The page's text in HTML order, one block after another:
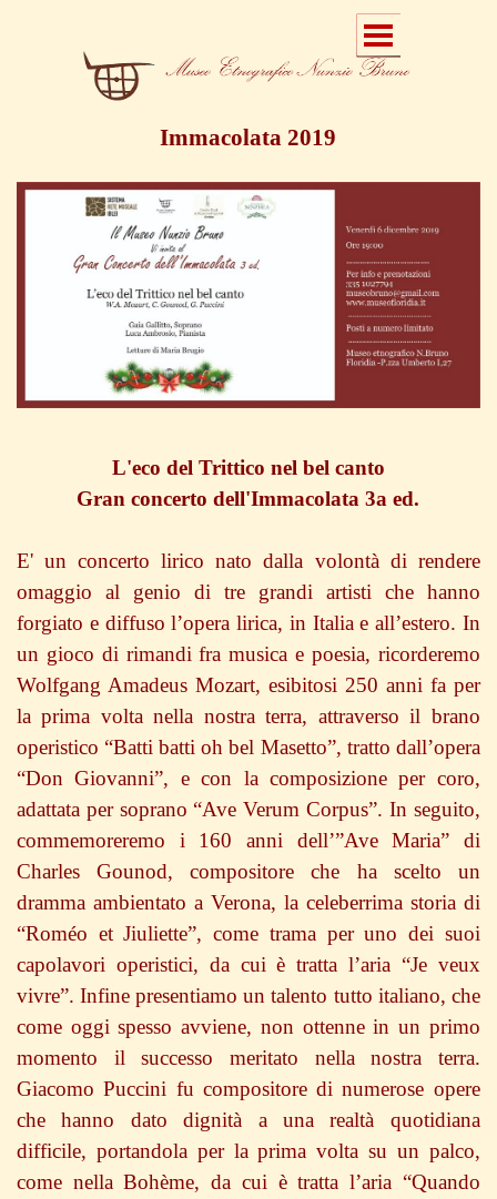
Immacolata 2019
L'eco del Trittico nel bel canto
Gran concerto dell'Immacolata 3a ed.
E' un concerto lirico nato dalla volontà di rendere
omaggio al genio di tre grandi artisti che hanno
forgiato e diffuso l’opera lirica, in Italia e all’estero. In
un gioco di rimandi fra musica e poesia, ricorderemo
Wolfgang Amadeus Mozart, esibitosi 250 anni fa per
la prima volta nella nostra terra, attraverso il brano
operistico “Batti batti oh bel Masetto”, tratto dall’opera
“Don Giovanni”, e con la composizione per coro,
adattata per soprano “Ave Verum Corpus”. In seguito,
commemoreremo i 160 anni dell’”Ave Maria” di
Charles Gounod, compositore che ha scelto un
dramma ambientato a Verona, la celeberrima storia di
“Roméo et Jiuliette”, come trama per uno dei suoi
capolavori operistici, da cui è tratta l’aria “Je veux
vivre”. Infine presentiamo un talento tutto italiano, che
come oggi spesso avviene, non ottenne in un primo
momento il successo meritato nella nostra terra.
Giacomo Puccini fu compositore di numerose opere
che hanno dato dignità a una realtà quotidiana
difficile, portandola per la prima volta su un palco,
come nella Bohème, da cui è tratta l’aria “Quando